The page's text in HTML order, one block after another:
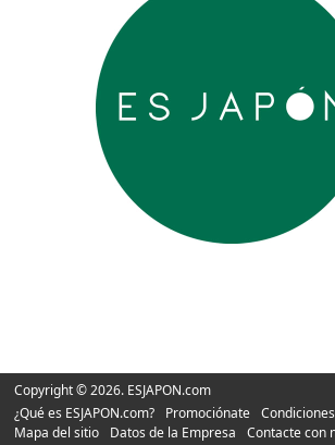
Copyright © 2026. ESJAPON.com
¿Qué es ESJAPON.com?
Promociónate
Mapa del sitio
Datos de la Empresa
Contacte con